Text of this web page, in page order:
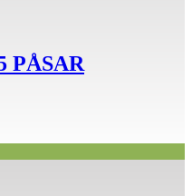
PÅSAR